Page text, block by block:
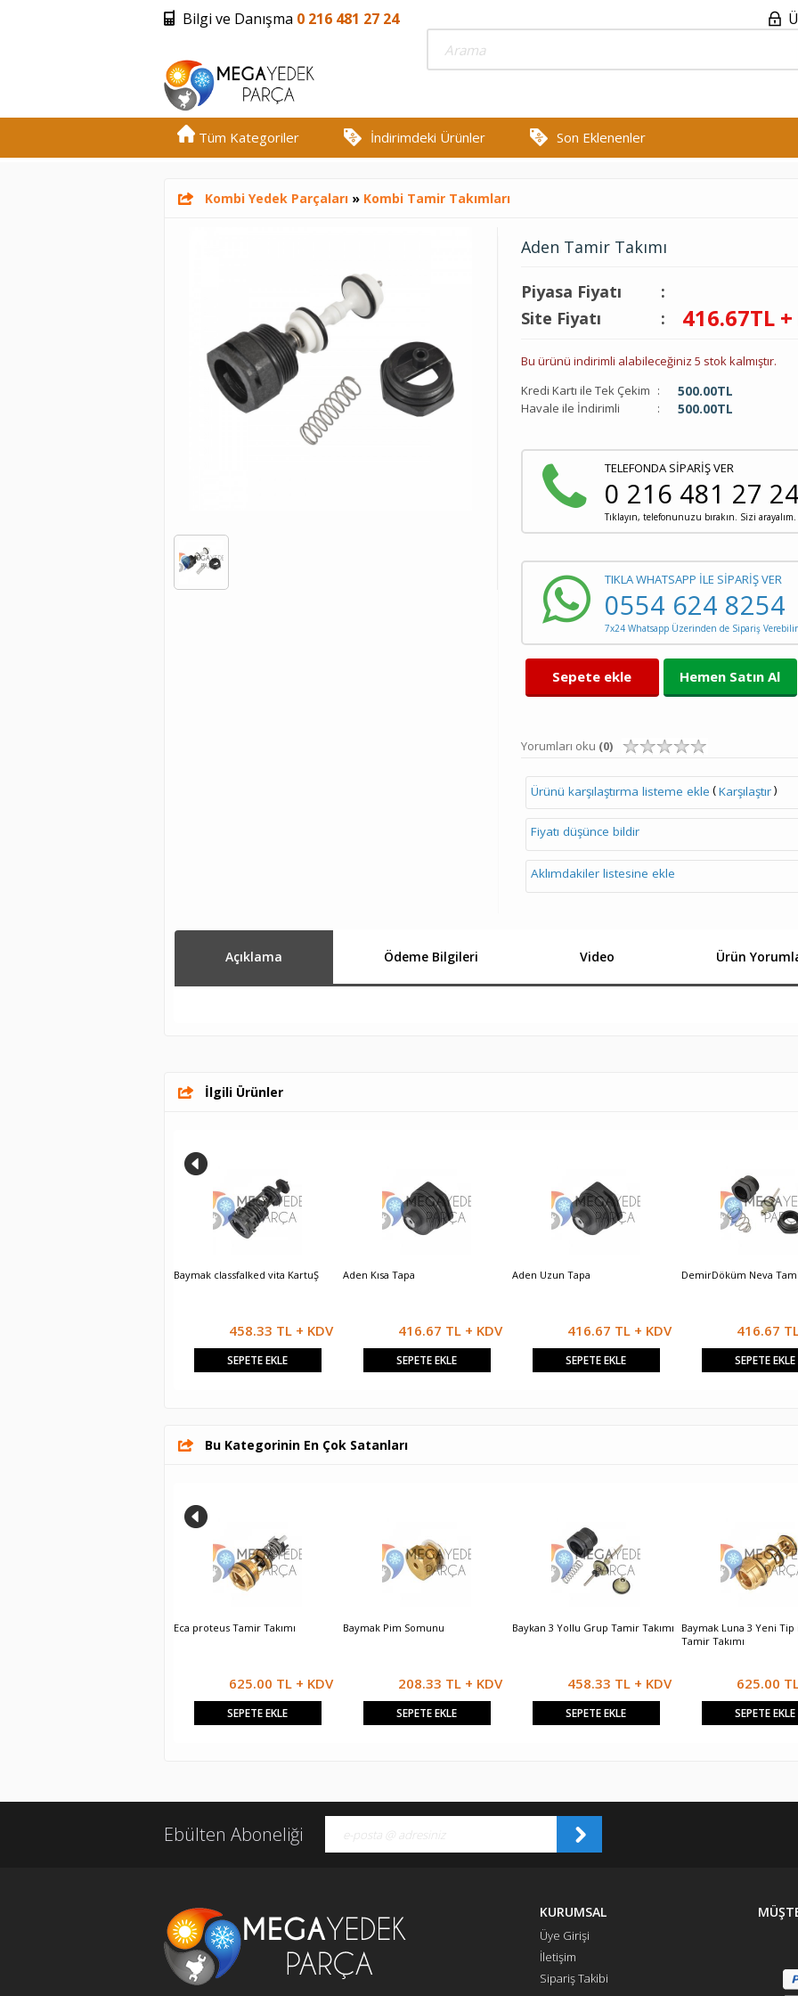
Bilgi ve Danışma 0 216 481 27 24
Tüm Kategoriler İndirimdeki Ürünler Son Eklenenler
Kombi Yedek Parçaları» Kombi Tamir Takımları
Aden Tamir Takımı
Piyasa Fiyatı
:
Site Fiyatı
: 416.67TL
Bu ürünü indirimli alabileceğiniz 5 stok kalmıştır.
Kredi Kartı ile Tek Çekim : 500.00TL
Havale ile İndirimli : 500.00TL
TELEFONDA SİPARİŞ VER
0 216 481 27 24
Tıklayın, telefonunuzu bırakın. Sizi arayalım.
TIKLA WHATSAPP İLE SİPARİŞ VER
0554 624 8254
7x24 Whatsapp Üzerinden de Sipariş
Sepete ekle Hemen Satın Al
Yorumları oku (0)
Ürünü karşılaştırma listeme ekle (Karşılaştır)
Fiyatı düşünce bildir
Aklımdakiler listesine ekle
Açıklama Ödeme Bilgileri Video Ürün
İlgili Ürünler
Baymak classfalked vita KartuŞ
458.33 TL + KDV
SEPETE EKLE
Aden Kısa Tapa
416.67 TL + KDV
SEPETE EKLE
Aden Uzun Tapa
416.67 TL + KDV
SEPETE EKLE
DemirDöküm Neva
416.67
SEPETE EKLE
Bu Kategorinin En Çok Satanları
Eca proteus Tamir Takımı
625.00 TL + KDV
SEPETE EKLE
Baymak Pim Somunu
208.33 TL + KDV
SEPETE EKLE
Baykan 3 Yollu Grup Tamir Takımı
458.33 TL + KDV
SEPETE EKLE
Baymak Luna 3 Yeni Tip
Tamir Takımı
625.00
SEPETE EKLE
Ebülten Aboneliği
KURUMSAL
Üye Girişi
İletişim
Sipariş Takibi